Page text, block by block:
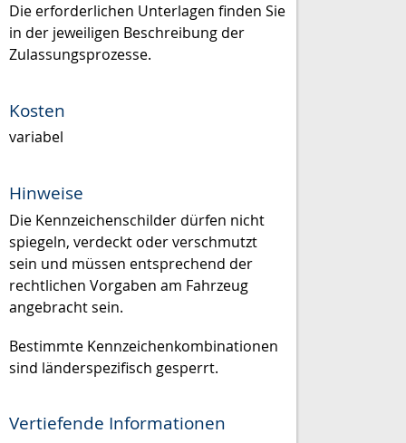
Die erforderlichen Unterlagen finden Sie
in der jeweiligen Beschreibung der
Zulassungsprozesse.
Kosten
variabel
Hinweise
Die Kennzeichenschilder dürfen nicht
spiegeln, verdeckt oder verschmutzt
sein und müssen entsprechend der
rechtlichen Vorgaben am Fahrzeug
angebracht sein.
Bestimmte Kennzeichenkombinationen
sind länderspezifisch gesperrt.
Vertiefende Informationen